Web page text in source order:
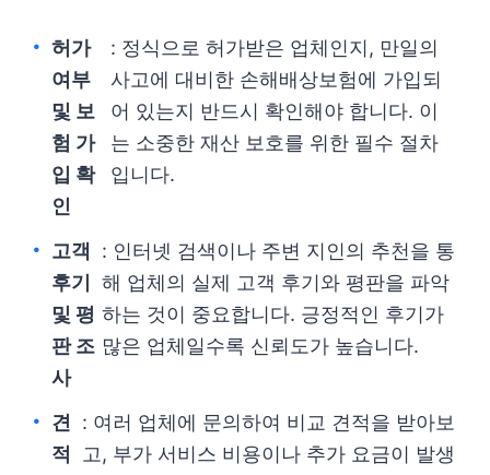
허가
여부
및 보
험 가
입 확
인
: 정식으로 허가받은 업체인지, 만일의
사고에 대비한 손해배상보험에 가입되
어 있는지 반드시 확인해야 합니다. 이
는 소중한 재산 보호를 위한 필수 절차
입니다.
고객
후기
및 평
판 조
사
: 인터넷 검색이나 주변 지인의 추천을 통
해 업체의 실제 고객 후기와 평판을 파악
하는 것이 중요합니다. 긍정적인 후기가
많은 업체일수록 신뢰도가 높습니다.
견
적
: 여러 업체에 문의하여 비교 견적을 받아보
고, 부가 서비스 비용이나 추가 요금이 발생